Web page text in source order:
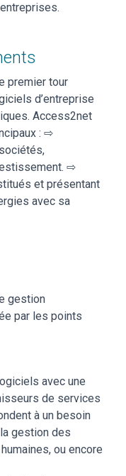
premier tour
d’entreprise
Access2net
: ⇨
⇨
et présentant
avec sa
gestion
par les points
avec une
de services
à un besoin
gestion des
ou encore